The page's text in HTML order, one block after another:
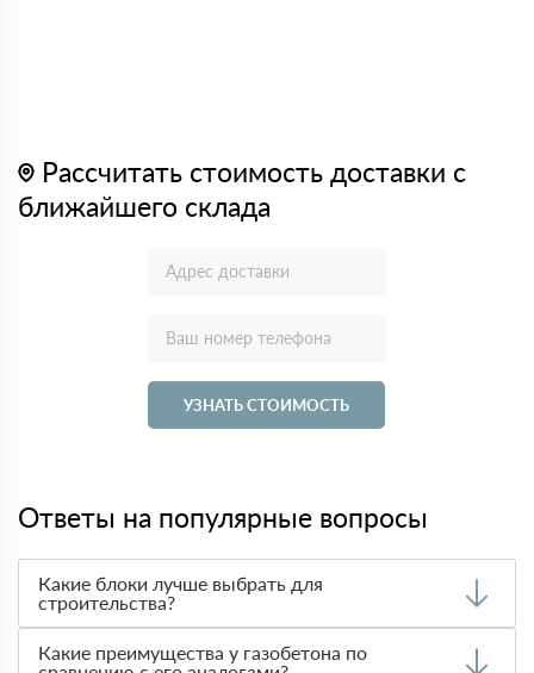
Рассчитать стоимость доставки с
ближайшего склада
УЗНАТЬ СТОИМОСТЬ
Ответы на популярные вопросы
Какие блоки лучше выбрать для
строительства?
теплоизоляции, прочности и стоимости. Чаще всего при
Какие преимущества у газобетона по